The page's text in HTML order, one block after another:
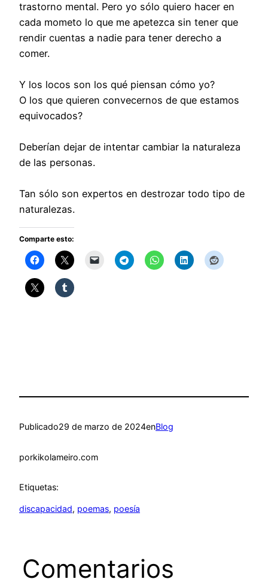
trastorno mental. Pero yo sólo quiero hacer en
cada mometo lo que me apetezca sin tener que
rendir cuentas a nadie para tener derecho a
comer.
Y los locos son los qué piensan cómo yo?
O los que quieren convecernos de que estamos
equivocados?
Deberían dejar de intentar cambiar la naturaleza
de las personas.
Tan sólo son expertos en destrozar todo tipo de
naturalezas.
Comparte esto:
Publicado29 de marzo de 2024enBlog
porkikolameiro.com
Etiquetas:
discapacidad, poemas, poesía
Comentarios